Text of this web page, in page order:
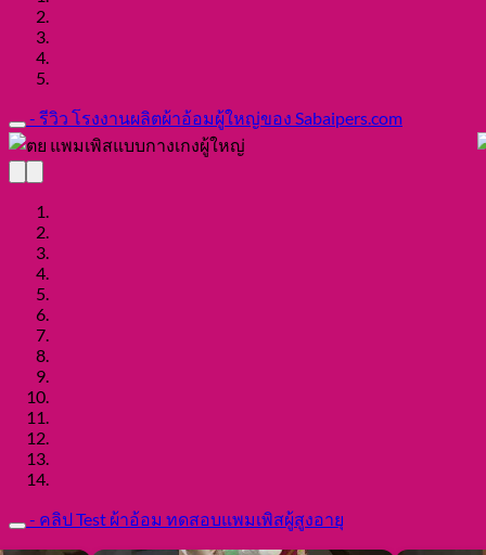
- รีวิว โรงงานผลิตผ้าอ้อมผู้ใหญ่ของ Sabaipers.com